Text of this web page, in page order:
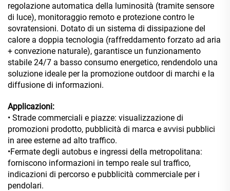
regolazione automatica della luminosità (tramite sensore
di luce), monitoraggio remoto e protezione contro le
sovratensioni. Dotato di un sistema di dissipazione del
calore a doppia tecnologia (raffreddamento forzato ad aria
+ convezione naturale), garantisce un funzionamento
stabile 24/7 a basso consumo energetico, rendendolo una
soluzione ideale per la promozione outdoor di marchi e la
diffusione di informazioni.
Applicazioni:
• Strade commerciali e piazze: visualizzazione di
promozioni prodotto, pubblicità di marca e avvisi pubblici
in aree esterne ad alto traffico.
•Fermate degli autobus e ingressi della metropolitana:
forniscono informazioni in tempo reale sul traffico,
indicazioni di percorso e pubblicità commerciale per i
pendolari.